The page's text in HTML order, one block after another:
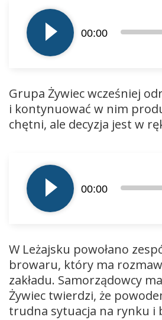
plików
dźwiękowych
00:00
Grupa Żywiec wcześniej
i kontynuować w nim
chętni, ale decyzja jest w
plików
dźwiękowych
00:00
W Leżajsku powołano
browaru, który ma
zakładu. Samorządowcy
Żywiec twierdzi, że
trudna sytuacja na rynku i